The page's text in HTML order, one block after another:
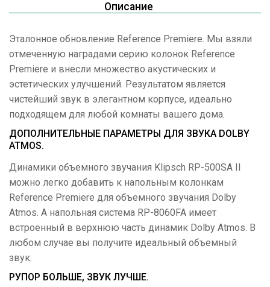
Описание
Эталонное обновление Reference Premiere. Мы взяли
отмеченную наградами серию колонок Reference
Premiere и внесли множество акустических и
эстетических улучшений. Результатом является
чистейший звук в элегантном корпусе, идеально
подходящем для любой комнаты вашего дома.
ДОПОЛНИТЕЛЬНЫЕ ПАРАМЕТРЫ ДЛЯ ЗВУКА DOLBY
ATMOS.
Динамики объемного звучания Klipsch RP-500SA II
можно легко добавить к напольным колонкам
Reference Premiere для объемного звучания Dolby
Atmos. А напольная система RP-8060FA имеет
встроенный в верхнюю часть динамик Dolby Atmos. В
любом случае вы получите идеальный объемный
звук.
РУПОР БОЛЬШЕ, ЗВУК ЛУЧШЕ.